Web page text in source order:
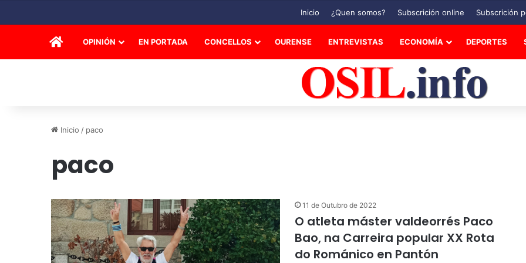
Inicio ¿Quen somos? Subscrición online Subscrición
INICIOOPINIÓN EN PORTADA CONCELLOS OURENSE ENTREVISTAS ECONOMÍA DEPORTES
Inicio / paco
paco
11 de Outubro de 2022
O atleta máster valdeorrés Paco
Bao, na Carreira popular XX Rota
do Románico en Pantón